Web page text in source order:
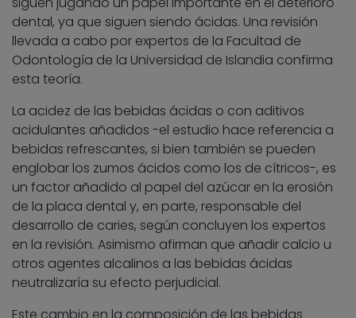
dental, ya que siguen siendo ácidas. Una revisión
llevada a cabo por expertos de la Facultad de
Odontología de la Universidad de Islandia confirma
esta teoría.
La acidez de las bebidas ácidas o con aditivos
acidulantes añadidos -el estudio hace referencia a
bebidas refrescantes, si bien también se pueden
englobar los zumos ácidos como los de cítricos-, es
un factor añadido al papel del azúcar en la erosión
de la placa dental y, en parte, responsable del
desarrollo de caries, según concluyen los expertos
en la revisión. Asimismo afirman que añadir calcio u
otros agentes alcalinos a las bebidas ácidas
neutralizaría su efecto perjudicial.